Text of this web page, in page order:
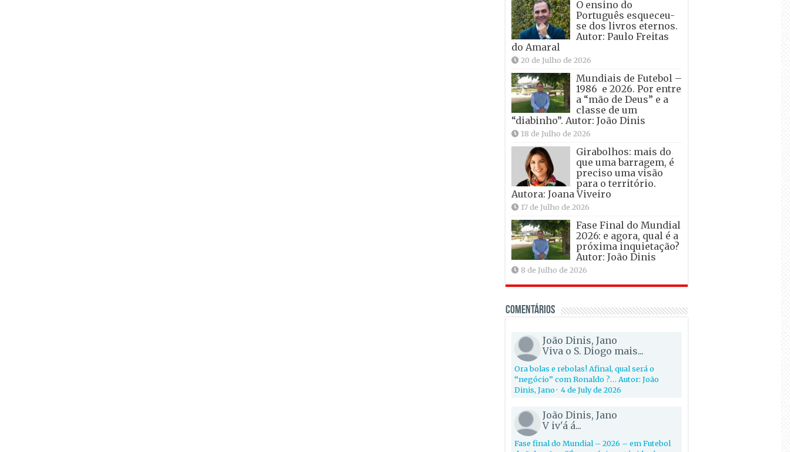
O ensino do
Português esqueceu-
se dos livros eternos.
Autor: Paulo Freitas
do Amaral
20 de Julho de 2026
Mundiais de Futebol –
1986 e 2026. Por entre
a “mão de Deus” e a
classe de um
“diabinho”. Autor: João Dinis
18 de Julho de 2026
Girabolhos: mais do
que uma barragem, é
preciso uma visão
para o território.
Autora: Joana Viveiro
17 de Julho de 2026
Fase Final do Mundial
2026: e agora, qual é a
próxima inquietação?
Autor: João Dinis
8 de Julho de 2026
Comentários
João Dinis, Jano
Viva o S. Diogo mais...
Ora bolas e rebolas! Afinal, qual será o
“negócio” com Ronaldo ?… Autor: João
Dinis, Jano· 4 de July de 2026
João Dinis, Jano
V iv'á á...
Fase final do Mundial – 2026 – em Futebol